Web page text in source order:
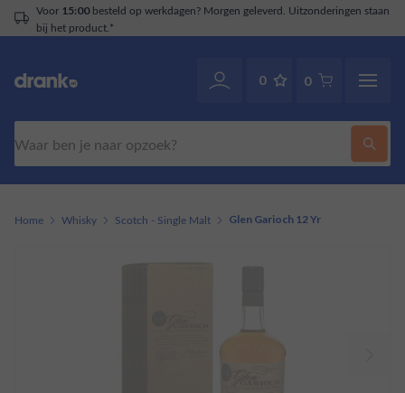
Voor 15:00besteld op werkdagen? Morgen geleverd. Uitzonderingen staan
bij het product.*
0 0
Home Whisky Scotch - Single Malt Glen Garioch 12 Yr